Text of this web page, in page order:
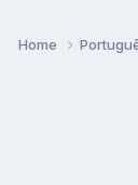
Home